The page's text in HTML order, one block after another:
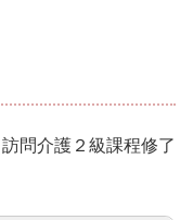
問介護２級課程修了